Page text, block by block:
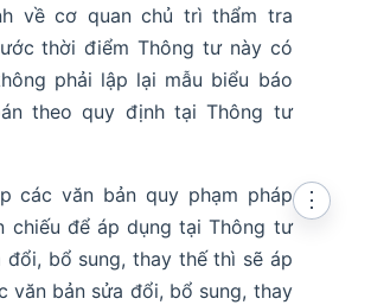
về cơ quan chủ trì thẩm tra
thời điểm Thông tư này có
phải lập lại mẫu biểu báo
theo quy định tại Thông tư
các văn bản quy phạm pháp
chiếu để áp dụng tại Thông tư
đổi, bổ sung, thay thế thì sẽ áp
văn bản sửa đổi, bổ sung, thay
⋮